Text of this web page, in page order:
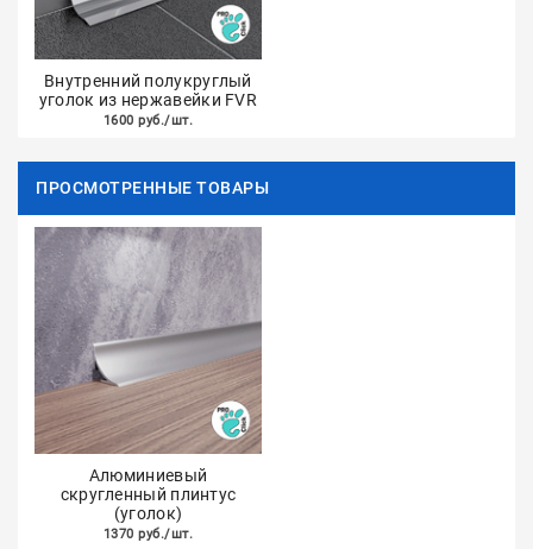
Внутренний полукруглый
уголок из нержавейки FVR
1600 руб./шт.
ПРОСМОТРЕННЫЕ ТОВАРЫ
Алюминиевый
скругленный плинтус
(уголок)
1370 руб./шт.